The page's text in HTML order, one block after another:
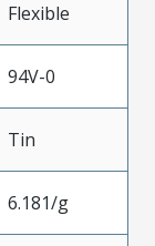
Flexible
94V-0
Tin
6.181/g